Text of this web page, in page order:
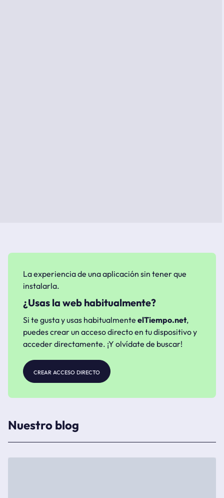
La experiencia de una aplicación sin tener que
instalarla.
¿Usas la web habitualmente?
Si te gusta y usas habitualmente elTiempo.net,
puedes crear un acceso directo en tu dispositivo y
acceder directamente. ¡Y olvídate de buscar!
crear acceso directo
Nuestro blog